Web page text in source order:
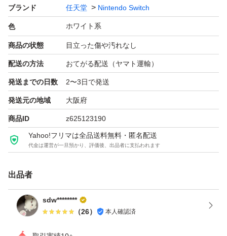
ブランド 任天堂 Nintendo Switch
色 ホワイト系
商品の状態 目立った傷や汚れなし
配送の方法 おてがる配送（ヤマト運輸）
発送までの日数 2〜3日で発送
発送元の地域 大阪府
商品ID z625123190
Yahoo!フリマは全品送料無料・匿名配送
代金は運営が一旦預かり、評価後、出品者に支払われます
出品者
sdw********
（26） 本人確認済